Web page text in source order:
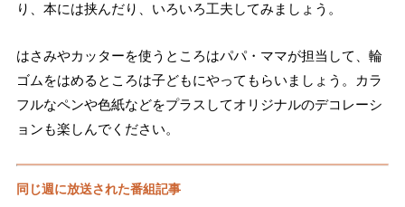
り、本には挟んだり、いろいろ工夫してみましょう。
はさみやカッターを使うところはパパ・ママが担当して、輪
ゴムをはめるところは子どもにやってもらいましょう。カラ
フルなペンや色紙などをプラスしてオリジナルのデコレーシ
ョンも楽しんでください。
同じ週に放送された番組記事